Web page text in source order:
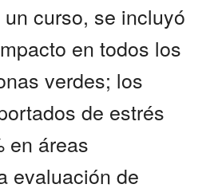
curso, se incluyó
en todos los
verdes; los
de estrés
en áreas
evaluación de